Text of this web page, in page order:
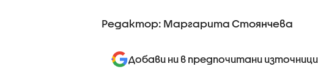
Редактор: Маргарита Стоянчева
Добави ни в предпочитани